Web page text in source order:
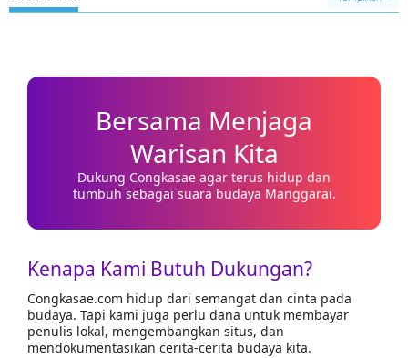
Bersama Menjaga
Warisan Kita
Dukung Congkasae agar terus hidup dan
tumbuh sebagai suara budaya Manggarai.
Kenapa Kami Butuh Dukungan?
Congkasae.com hidup dari semangat dan cinta pada
budaya. Tapi kami juga perlu dana untuk membayar
penulis lokal, mengembangkan situs, dan
mendokumentasikan cerita-cerita budaya kita.